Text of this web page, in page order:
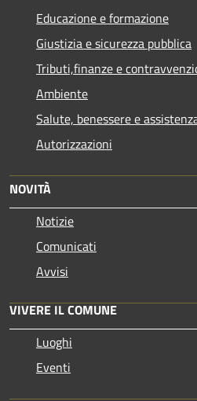
Educazione e formazione
Giustizia e sicurezza pubblica
Tributi,finanze e
Ambiente
Salute, benessere e
Autorizzazioni
NOVITÀ
Notizie
Comunicati
Avvisi
VIVERE IL COMUNE
Luoghi
Eventi